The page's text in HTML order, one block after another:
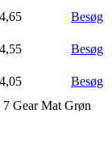
4,65 Besøg
4,55 Besøg
4,05
Besøg
Gear Mat Grøn